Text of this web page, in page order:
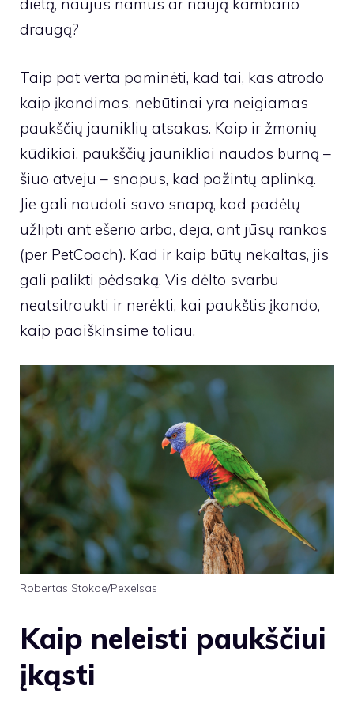
dietą, naujus namus ar naują kambario
draugą?
Taip pat verta paminėti, kad tai, kas atrodo
kaip įkandimas, nebūtinai yra neigiamas
paukščių jauniklių atsakas. Kaip ir žmonių
kūdikiai, paukščių jaunikliai naudos burną –
šiuo atveju – snapus, kad pažintų aplinką.
Jie gali naudoti savo snapą, kad padėtų
užlipti ant ešerio arba, deja, ant jūsų rankos
(per PetCoach). Kad ir kaip būtų nekaltas, jis
gali palikti pėdsaką. Vis dėlto svarbu
neatsitraukti ir nerėkti, kai paukštis įkando,
kaip paaiškinsime toliau.
Robertas Stokoe/Pexelsas
Kaip neleisti paukščiui
įkąsti